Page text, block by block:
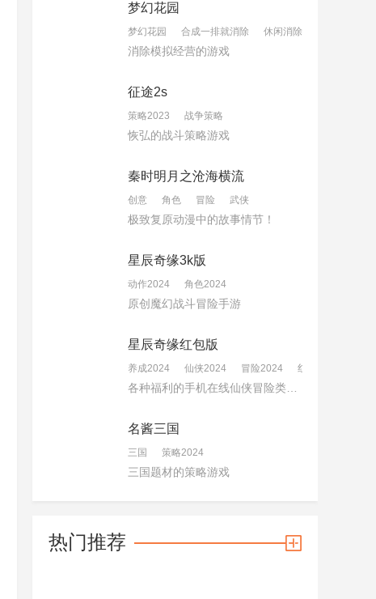
梦幻花园
梦幻花园 合成一排就消除 休闲消除
消除模拟经营的游戏
征途2s
策略2023 战争策略
恢弘的战斗策略游戏
秦时明月之沧海横流
创意 角色 冒险 武侠
极致复原动漫中的故事情节！
星辰奇缘3k版
动作2024 角色2024
原创魔幻战斗冒险手游
星辰奇缘红包版
养成2024 仙侠2024 冒险2024 红包版2024
名酱三国
三国 策略2024
三国题材的策略游戏
热门推荐